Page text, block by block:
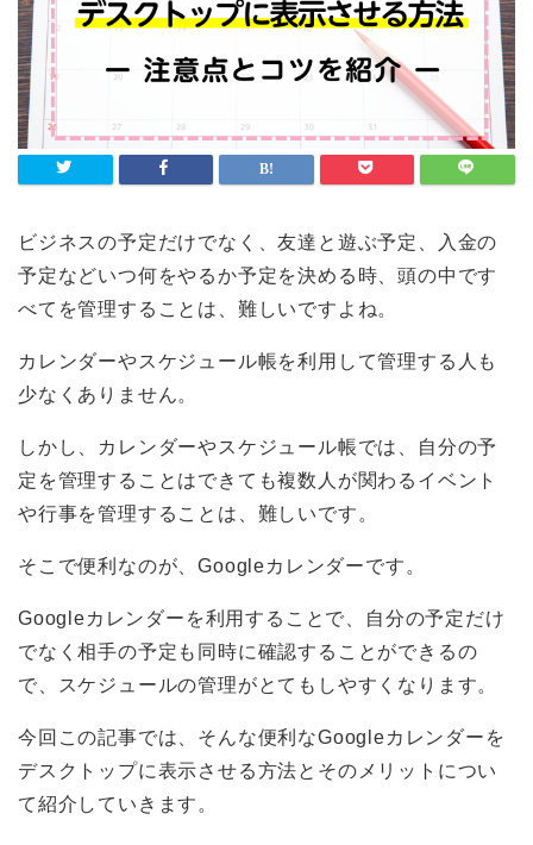
ビジネスの予定だけでなく、友達と遊ぶ予定、入金の
予定などいつ何をやるか予定を決める時、頭の中です
べてを管理することは、難しいですよね。
カレンダーやスケジュール帳を利用して管理する人も
少なくありません。
しかし、カレンダーやスケジュール帳では、自分の予
定を管理することはできても複数人が関わるイベント
や行事を管理することは、難しいです。
そこで便利なのが、Googleカレンダーです。
Googleカレンダーを利用することで、自分の予定だけ
でなく相手の予定も同時に確認することができるの
で、スケジュールの管理がとてもしやすくなります。
今回この記事では、そんな便利なGoogleカレンダーを
デスクトップに表示させる方法とそのメリットについ
て紹介していきます。